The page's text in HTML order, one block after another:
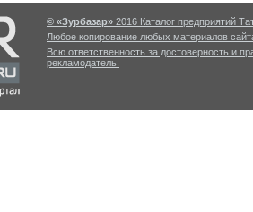
© «Зурбазар» 2016 Каталог предприятий
Любое копирование любых материалов
Всю ответственность за достоверность и
рекламодатель.